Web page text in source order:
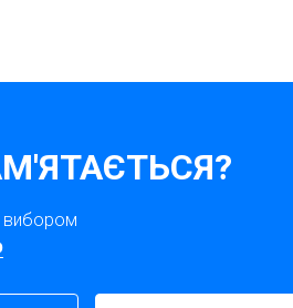
вибором